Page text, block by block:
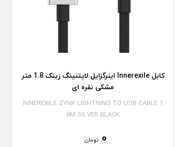
کابل Innerexile اینرگزایل لایتنینگ زینک 1.8 متر
مشکی نقره ای
INNEREXILE ZYNK LIGHTNING TO USB CABLE 1
8M SILVER BLACK
0 تومان